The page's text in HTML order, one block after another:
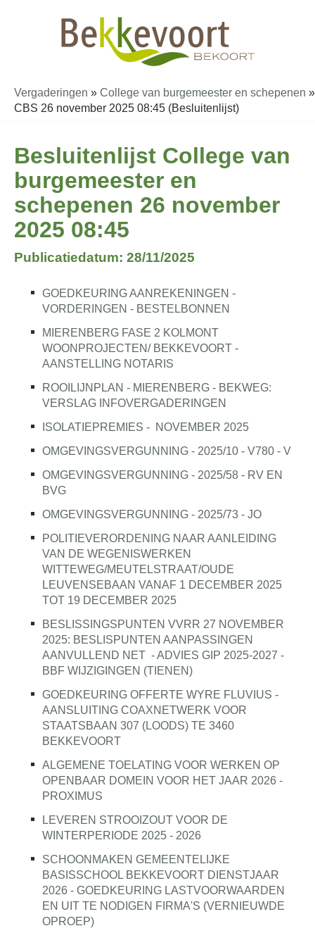
Vergaderingen » College van burgemeester en schepenen »
CBS 26 november 2025 08:45 (Besluitenlijst)
Besluitenlijst College van
burgemeester en
schepenen 26 november
2025 08:45
Publicatiedatum: 28/11/2025
GOEDKEURING AANREKENINGEN -
VORDERINGEN - BESTELBONNEN
MIERENBERG FASE 2 KOLMONT
WOONPROJECTEN/ BEKKEVOORT -
AANSTELLING NOTARIS
ROOILIJNPLAN - MIERENBERG - BEKWEG:
VERSLAG INFOVERGADERINGEN
ISOLATIEPREMIES - NOVEMBER 2025
OMGEVINGSVERGUNNING - 2025/10 - V780 - V
OMGEVINGSVERGUNNING - 2025/58 - RV EN
BVG
OMGEVINGSVERGUNNING - 2025/73 - JO
POLITIEVERORDENING NAAR AANLEIDING
VAN DE WEGENISWERKEN
WITTEWEG/MEUTELSTRAAT/OUDE
LEUVENSEBAAN VANAF 1 DECEMBER 2025
TOT 19 DECEMBER 2025
BESLISSINGSPUNTEN VVRR 27 NOVEMBER
2025: BESLISPUNTEN AANPASSINGEN
AANVULLEND NET - ADVIES GIP 2025-2027 -
BBF WIJZIGINGEN (TIENEN)
GOEDKEURING OFFERTE WYRE FLUVIUS -
AANSLUITING COAXNETWERK VOOR
STAATSBAAN 307 (LOODS) TE 3460
BEKKEVOORT
ALGEMENE TOELATING VOOR WERKEN OP
OPENBAAR DOMEIN VOOR HET JAAR 2026 -
PROXIMUS
LEVEREN STROOIZOUT VOOR DE
WINTERPERIODE 2025 - 2026
SCHOONMAKEN GEMEENTELIJKE
BASISSCHOOL BEKKEVOORT DIENSTJAAR
2026 - GOEDKEURING LASTVOORWAARDEN
EN UIT TE NODIGEN FIRMA'S (VERNIEUWDE
OPROEP)